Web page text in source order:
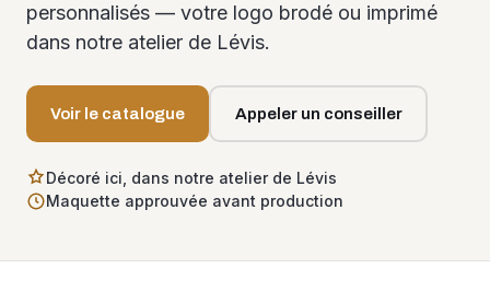
personnalisés — votre logo brodé ou imprimé
dans notre atelier de Lévis.
Voir le catalogue Appeler un conseiller
Décoré ici, dans notre atelier de Lévis
Maquette approuvée avant production